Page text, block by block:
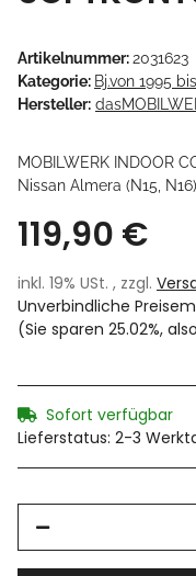
Artikelnummer:2031623
Kategorie: Bj.von 1995
Hersteller:
MOBILWERK INDOOR
Nissan Almera (N15,
119,90 €
inkl. 19% USt. , zzgl.
Unverbindliche
(Sie sparen 25.02%, also
Sofort verfügbar
Lieferstatus: 2-3